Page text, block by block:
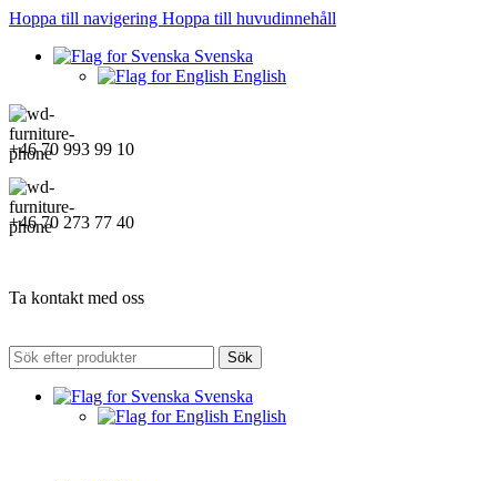
Hoppa till navigering Hoppa till huvudinnehåll
Svenska
English
+46 70 993 99 10
+46 70 273 77 40
Ta kontakt med oss
Sök
Svenska
English